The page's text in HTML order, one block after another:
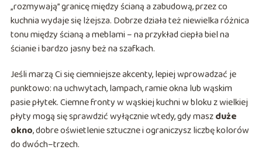
„rozmywają” granicę między ścianą a zabudową, przez co
kuchnia wydaje się lżejsza. Dobrze działa też niewielka różnica
tonu między ścianą a meblami – na przykład ciepła biel na
ścianie i bardzo jasny beż na szafkach.
Jeśli marzą Ci się ciemniejsze akcenty, lepiej wprowadzać je
punktowo: na uchwytach, lampach, ramie okna lub wąskim
pasie płytek. Ciemne fronty w wąskiej kuchni w bloku z wielkiej
płyty mogą się sprawdzić wyłącznie wtedy, gdy maszduże
okno, dobre oświetlenie sztuczne i ograniczysz liczbę kolorów
do dwóch–trzech.